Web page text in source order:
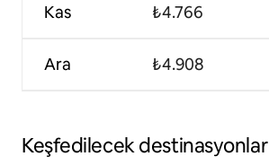
Kas
Ara
₺4.766
₺4.908
Keşfedilecek destinasyonlar